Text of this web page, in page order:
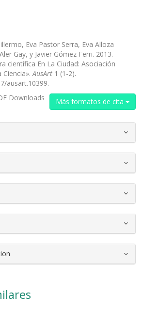
Eva Pastor Serra, Eva Alloza
Gay, y Javier Gómez Ferri. 2013.
científica En La Ciudad: Asociación
Ciencia».AusArt 1 (1-2).
ausart.10399.
Más formatos de cita
Downloads